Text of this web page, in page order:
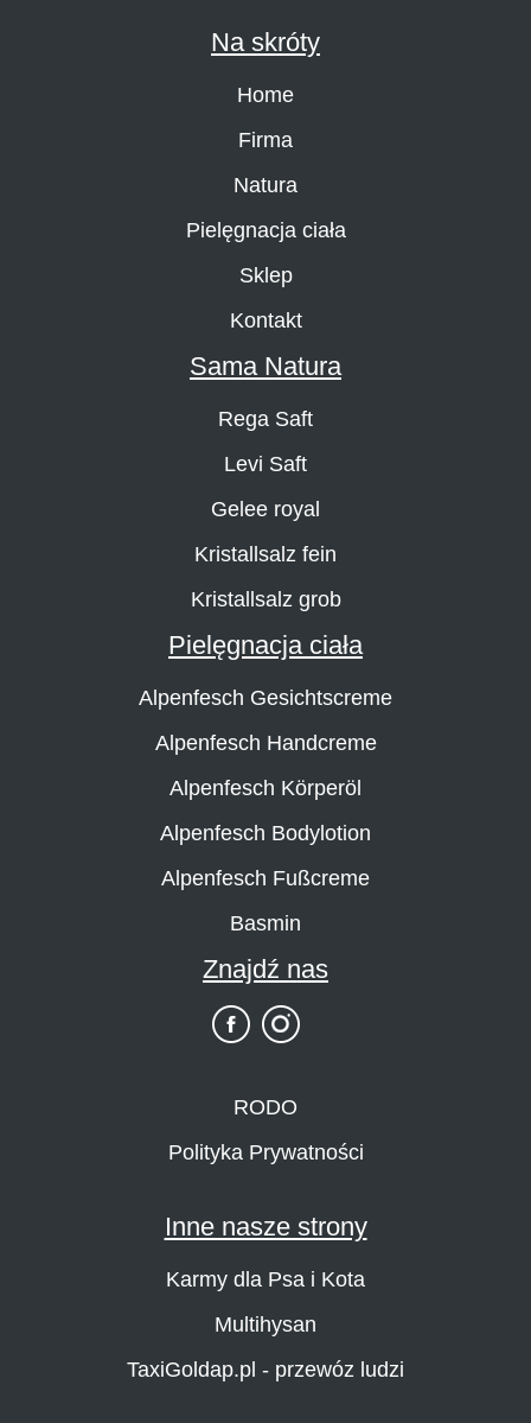
Na skróty
Home
Firma
Natura
Pielęgnacja ciała
Sklep
Kontakt
Sama Natura
Rega Saft
Levi Saft
Gelee royal
Kristallsalz fein
Kristallsalz grob
Pielęgnacja ciała
Alpenfesch Gesichtscreme
Alpenfesch Handcreme
Alpenfesch Körperöl
Alpenfesch Bodylotion
Alpenfesch Fußcreme
Basmin
Znajdź nas
RODO
Polityka Prywatności
Inne nasze strony
Karmy dla Psa i Kota
Multihysan
TaxiGoldap.pl - przewóz ludzi